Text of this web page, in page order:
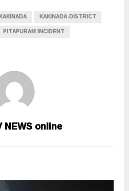
KAKINADA-DISTRICT
PITAPURAM INCIDENT
NEWS online